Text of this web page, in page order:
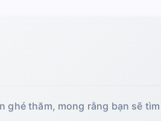
ghé thăm, mong rằng bạn sẽ